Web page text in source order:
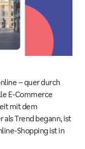
– quer durch
E-Commerce
mit dem
als Trend begann, ist
Shopping ist in